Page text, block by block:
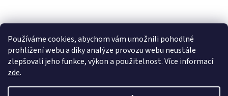
Používáme cookies, abychom vám umožnili pohodlné
prohlížení webu a díky analýze provozu webu neustále
zlepšovali jeho funkce, výkon a použitelnost. Více informací
zde.